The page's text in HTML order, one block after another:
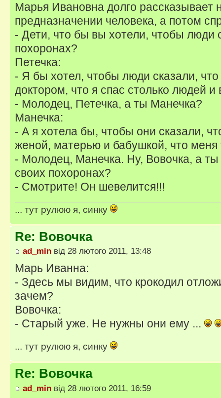
Марья Ивановна долго рассказывает
предназначении человека, а потом
- Дети, что бы вы хотели, чтобы люди
похоронах?
Петечка:
- Я бы хотел, чтобы люди сказали,
доктором, что я спас столько людей и
- Молодец, Петечка, а ты Манечка?
Манечка:
- А я хотела бы, чтобы они сказали,
женой, матерью и бабушкой, что меня
- Молодец, Манечка. Ну, Вовочка, а
своих похоронах?
- Смотрите! Он шевелится!!!
... тут рулюю я, синку
Re: Вовочка
ad_min від 28 лютого 2011, 13:48
Марь Иванна:
- Здесь мы видим, что крокодил
зачем?
Вовочка:
- Старый уже. Не нужны они ему ...
... тут рулюю я, синку
Re: Вовочка
ad_min від 28 лютого 2011, 16:59